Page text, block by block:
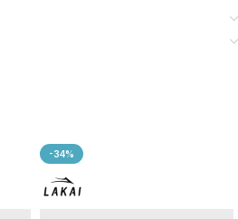
-34%